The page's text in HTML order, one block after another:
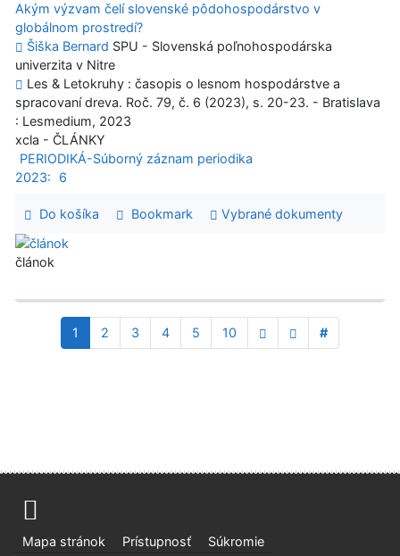
Akým výzvam čelí slovenské pôdohospodárstvo v
globálnom prostredí?
Šiška Bernard SPU - Slovenská poľnohospodárska
univerzita v Nitre
Les & Letokruhy : časopis o lesnom hospodárstve a
spracovaní dreva. Roč. 79, č. 6 (2023), s. 20-23. - Bratislava
: Lesmedium, 2023
xcla - ČLÁNKY
PERIODIKÁ-Súborný záznam periodika
2023:
6
Do košíka Bookmark Vybrané dokumenty
článok
1 2 3 4 5 10 #
Mapa stránok Prístupnosť Súkromie